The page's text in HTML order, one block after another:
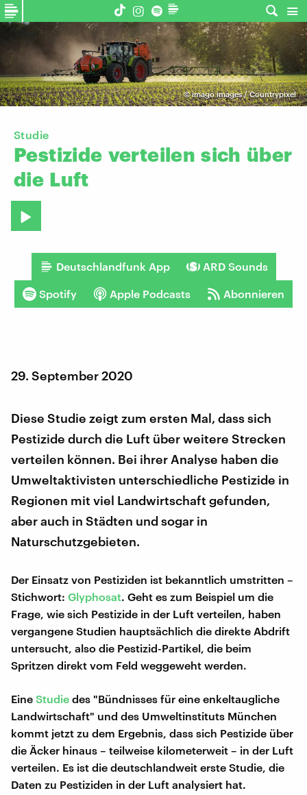
©imago images / Countrypixel
Studie
Pestizide verteilen sich über
die Luft
Deutschlandfunk App ARD Sounds
Spotify Apple Podcasts Abonnieren
29. September 2020
Diese Studie zeigt zum ersten Mal, dass sich
Pestizide durch die Luft über weitere Strecken
verteilen können. Bei ihrer Analyse haben die
Umweltaktivisten unterschiedliche Pestizide in
Regionen mit viel Landwirtschaft gefunden,
aber auch in Städten und sogar in
Naturschutzgebieten.
Der Einsatz von Pestiziden ist bekanntlich umstritten –
Stichwort: Glyphosat. Geht es zum Beispiel um die
Frage, wie sich Pestizide in der Luft verteilen, haben
vergangene Studien hauptsächlich die direkte Abdrift
untersucht, also die Pestizid-Partikel, die beim
Spritzen direkt vom Feld weggeweht werden.
Eine Studie des "Bündnisses für eine enkeltaugliche
Landwirtschaft" und des Umweltinstituts München
kommt jetzt zu dem Ergebnis, dass sich Pestizide über
die Äcker hinaus – teilweise kilometerweit – in der Luft
verteilen. Es ist die deutschlandweit erste Studie, die
Daten zu Pestiziden in der Luft analysiert hat.